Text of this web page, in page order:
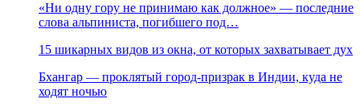
«Ни одну гору не принимаю как должное» — последние
слова альпиниста, погибшего под…
15 шикарных видов из окна, от которых захватывает дух
Бхангар — проклятый город-призрак в Индии, куда не
ходят ночью